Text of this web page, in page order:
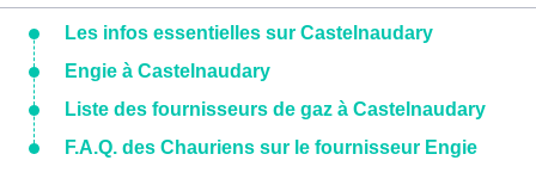
Les infos essentielles sur Castelnaudary
Engie à Castelnaudary
Liste des fournisseurs de gaz à Castelnaudary
F.A.Q. des Chauriens sur le fournisseur Engie